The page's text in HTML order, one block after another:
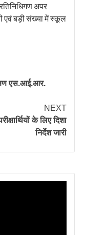
अपर
एवं बड़ी संख्या में स्कूल
एस.आई.आर.
NEXT
के लिए दिशा
निर्देश जारी